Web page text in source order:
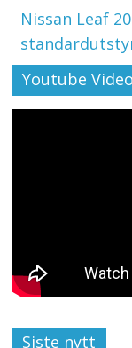
Nissan Leaf
Youtube Video
Siste nytt